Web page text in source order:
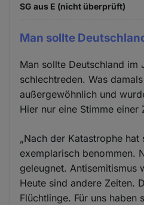
SG aus E (nicht überprüft)
Man sollte
Man sollte Deutschland im
schlechtreden. Was
außergewöhnlich und
Hier nur eine Stimme einer
„Nach der Katastrophe hat
exemplarisch benommen.
geleugnet. Antisemitismus
Heute sind andere Zeiten.
Flüchtlinge. Für uns haben